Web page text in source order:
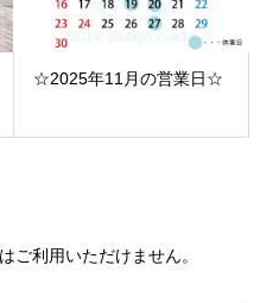
☆2025年11月の営業日☆
ご利用いただけません。